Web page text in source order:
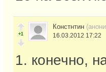
+1
Констнтин
16.03.2012 17:22
1. конечно,